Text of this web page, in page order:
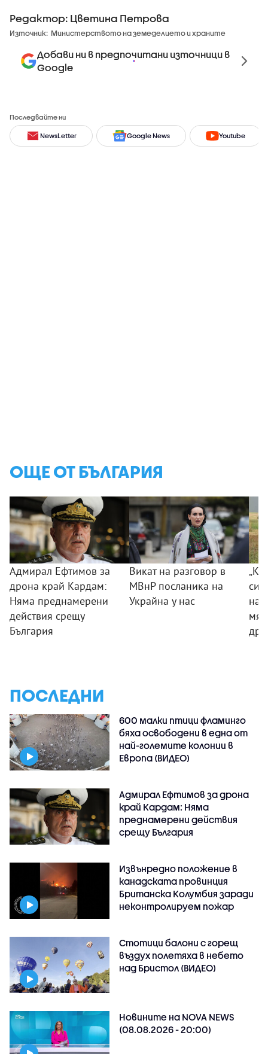
Редактор: Цветина Петрова
Източник: Министерството на земеделието и храните
Добави ни в предпочитани източници в
Google
Последвайте ни
NewsLetter Google News Youtube
ОЩЕ ОТ БЪЛГАРИЯ
Адмирал Ефтимов за
дрона край Кардам:
Няма преднамерени
действия срещу
България
Викат на разговор в
МВнР посланика на
Украйна у нас
на
ПОСЛЕДНИ
600 малки птици фламинго
бяха освободени в една от
най-големите колонии в
Европа (ВИДЕО)
Адмирал Ефтимов за дрона
край Кардам: Няма
преднамерени действия
срещу България
Извънредно положение в
канадската провинция
Британска Колумбия заради
неконтролируем пожар
Стотици балони с горещ
въздух полетяха в небето
над Бристол (ВИДЕО)
Новините на NOVA NEWS
(08.08.2026 - 20:00)